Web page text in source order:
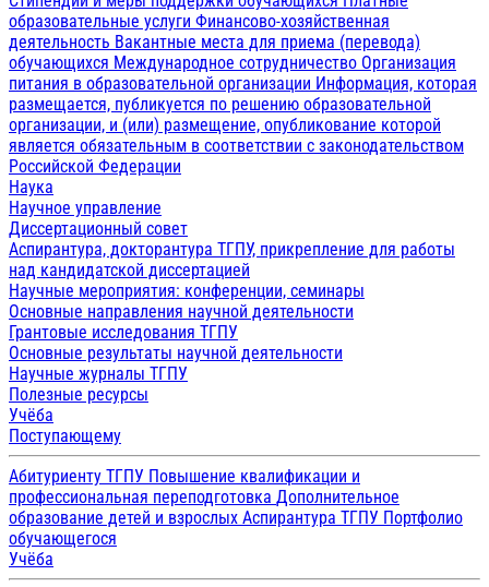
образовательные услуги Финансово-хозяйственная
деятельность Вакантные места для приема (перевода)
обучающихся Международное сотрудничество Организация
питания в образовательной организации Информация, которая
размещается, публикуется по решению образовательной
организации, и (или) размещение, опубликование которой
является обязательным в соответствии с законодательством
Российской Федерации
Наука
Научное управление
Диссертационный совет
Аспирантура, докторантура ТГПУ, прикрепление для работы
над кандидатской диссертацией
Научные мероприятия: конференции, семинары
Основные направления научной деятельности
Грантовые исследования ТГПУ
Основные результаты научной деятельности
Научные журналы ТГПУ
Полезные ресурсы
Учёба
Поступающему
Абитуриенту ТГПУ Повышение квалификации и
профессиональная переподготовка Дополнительное
образование детей и взрослых Аспирантура ТГПУ Портфолио
обучающегося
Учёба